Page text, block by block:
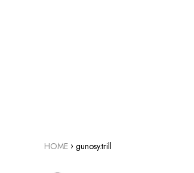
HOME › gunosy.trill